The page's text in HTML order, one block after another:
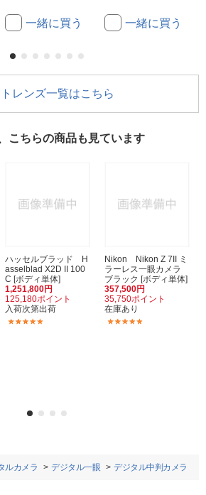
一緒に買う 一緒に買う
レンズ一覧はこちら
こちらの商品も見ています
ハッセルブラッド H
asselblad X2D II 100
C [ボディ単体]
1,251,800円
125,180ポイント
入荷次第出荷
Nikon Nikon Z 7II ミ
ラーレス一眼カメラ
ブラック [ボディ単体]
357,500円
35,750ポイント
在庫あり
ルカメラ デジタル一眼 デジタル中判カメラ